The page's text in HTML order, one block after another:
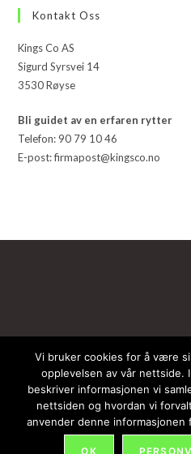
Kontakt Oss
Kings Co AS
Sigurd Syrsvei 14
3530 Røyse
Bli guidet av en erfaren rytter
Telefon: 90 79 10 46
E-post: firmapost@kingsco.no
About Us Contact Us Terms
© Copyright -
Vi bruker cookies for å være
opplevelsen av vår nettside.
beskriver informasjonen vi
nettsiden og hvordan vi
anvender denne
OK